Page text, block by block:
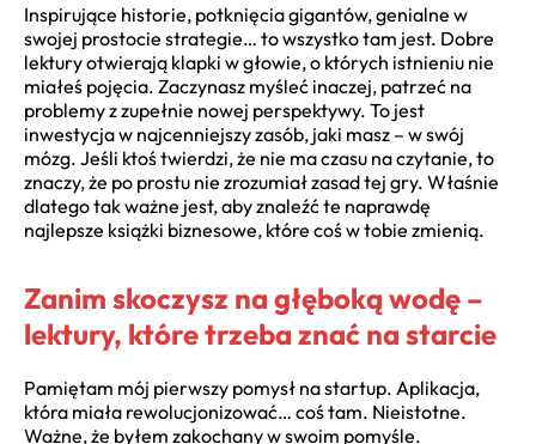
Inspirujące historie, potknięcia gigantów, genialne w
swojej prostocie strategie… to wszystko tam jest. Dobre
lektury otwierają klapki w głowie, o których istnieniu nie
miałeś pojęcia. Zaczynasz myśleć inaczej, patrzeć na
problemy z zupełnie nowej perspektywy. To jest
inwestycja w najcenniejszy zasób, jaki masz – w swój
mózg. Jeśli ktoś twierdzi, że nie ma czasu na czytanie, to
znaczy, że po prostu nie zrozumiał zasad tej gry. Właśnie
dlatego tak ważne jest, aby znaleźć te naprawdę
najlepsze książki biznesowe, które coś w tobie zmienią.
Zanim skoczysz na głęboką wodę –
lektury, które trzeba znać na starcie
Pamiętam mój pierwszy pomysł na startup. Aplikacja,
która miała rewolucjonizować… coś tam. Nieistotne.
Ważne, że byłem zakochany w swoim pomyśle.